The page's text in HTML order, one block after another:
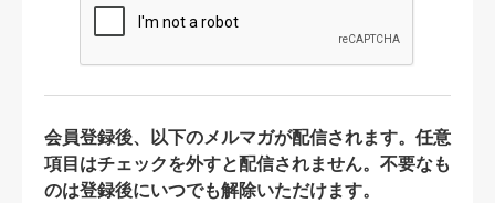
会員登録後、以下のメルマガが配信されます。任意
項目はチェックを外すと配信されません。不要なも
のは登録後にいつでも解除いただけます。